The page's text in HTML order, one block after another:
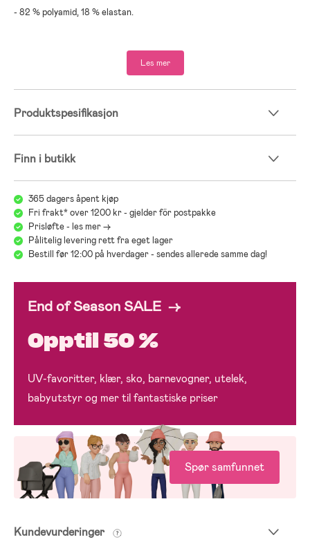
- 82 % polyamid, 18 % elastan.
Les mer
Produktspesifikasjon
Finn i butikk
365 dagers åpent kjøp
Fri frakt* over 1200 kr - gjelder för postpakke
Prisløfte - les mer ->
Pålitelig levering rett fra eget lager
Bestill før 12:00 på hverdager - sendes allerede samme dag!
End of Season SALE →
Opptil 50 %
UV-favoritter, klær, sko, barnevogner, utelek,
babyutstyr og mer til fantastiske priser
Spør samfunnet
Kundevurderinger